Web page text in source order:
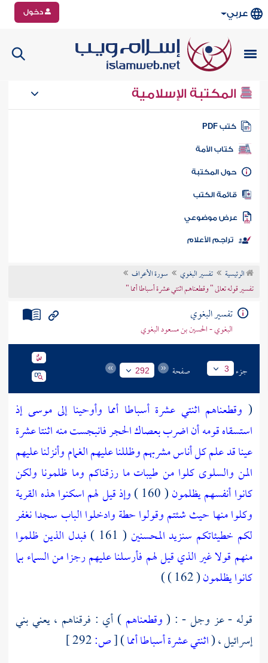
عربي دخول
المكتبة الإسلامية
كتب PDF
كتاب الأمة
المكتبة
الكتب
موضوعي
تراجم الأعلام
الرئيسية تفسير البغوي
سورة الأعراف
تفسير قوله تعالى " وقطعناهم اثنتي عشرة أسباطا أمما "
تفسير البغوي
البغوي - الحسين بن مسعود البغوي
جزء 3 صفحة 292
( وقطعناهم اثنتي عشرة أسباطا أمما وأوحينا إلى موسى إذ
استسقاه قومه أن اضرب بعصاك الحجر فانبجست منه اثنتا عشرة
عينا قد علم كل أناس مشربهم وظللنا عليهم الغمام وأنزلنا عليهم
المن والسلوى كلوا من طيبات ما رزقناكم وما ظلمونا ولكن
كانوا أنفسهم يظلمون( 160 )
وإذ قيل لهم اسكنوا هذه القرية
وكلوا منها حيث شئتم وقولوا حطة وادخلوا الباب سجدا نغفر
لكم خطيئاتكم سنزيد المحسنين ( 161 )
فبدل الذين ظلموا
منهم قولا غير الذي قيل لهم فأرسلنا عليهم رجزا من السماء بما
كانوا يظلمون( 162 ) )
قوله - عز وجل - : (وقطعناهم) أي : فرقناهم ، يعنيبني
إسرائيل، (اثنتي عشرة أسباطا أمما)
[ص: